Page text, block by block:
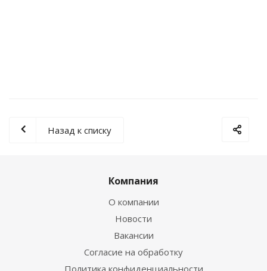
Назад к списку
Компания
О компании
Новости
Вакансии
Согласие на обработку
Политика конфиденциальности